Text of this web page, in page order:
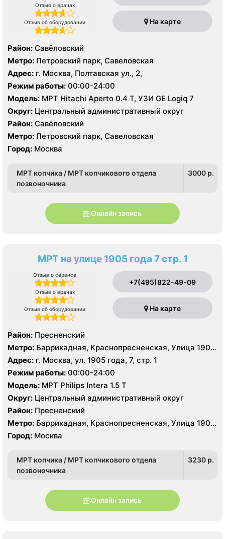
Отзыв о врачах
Отзыв об оборудовании На карте
Район: Савёловский
Метро: Петровский парк, Савеловская
Адрес: г. Москва, Полтавская ул., 2,
Режим работы: 00:00-24:00
Модель: МРТ Hitachi Aperto 0.4 Т, УЗИ GE Logiq 7
Округ: Центральный административный округ
Район: Савёловский
Метро: Петровский парк, Савеловская
Город: Москва
МРТ копчика / МРТ копчикового отдела
позвоночника
3000 p.
Онлайн запись
МРТ на улице 1905 года 7 стр. 1
Отзыв о сервисе
Отзыв о врачах
Отзыв об оборудовании
+7(495)822-49-09
На карте
Район: Пресненский
Метро: Баррикадная, Краснопресненская, Улица 1905
года
Адрес: г. Москва, ул. 1905 года, 7, стр. 1
Режим работы: 00:00-24:00
Модель: МРТ Philips Intera 1.5 T
Округ: Центральный административный округ
Район: Пресненский
Метро: Баррикадная, Краснопресненская, Улица 1905
года
Город: Москва
МРТ копчика / МРТ копчикового отдела
позвоночника
3230 p.
Онлайн запись